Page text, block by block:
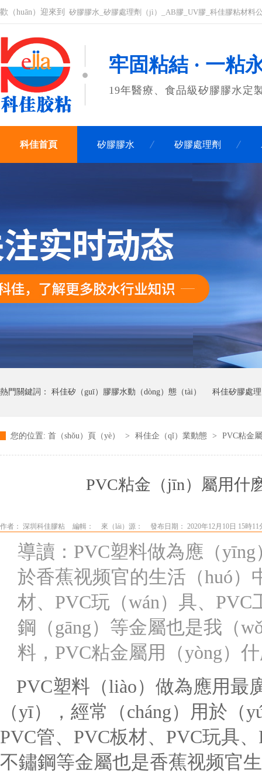
歡（huān）迎來到 矽膠膠水_矽膠處理劑（jì）_AB膠_UV膠_科佳膠粘材料
牢固粘結 · 一粘
19年醫療、食品級矽膠膠水定
科佳首頁 矽膠膠水 矽膠處理劑
熱門關鍵詞： 科佳矽（guī）膠膠水動（dòng）態（tài） 科佳矽膠處
科佳UV無影膠水動態 科佳快幹膠動態
您的位置: 首（shǒu）頁（yè） > 科佳企（qǐ）業動態 > PVC粘金
PVC粘金（jīn）屬用什
作者： 深圳科佳膠粘 編輯： 來（lái）源： 發布日期： 2020年12月10日 15時
導讀：PVC塑料做為應（
於香蕉视频官的生活（huó）
材、PVC玩（wán）具、
鋼（gāng）等金屬也是我（
料，PVC粘金屬用（yòng）
PVC塑料（liào）做為應用最
（yī），經常（cháng）用於
PVC管、PVC板材、PVC玩具
不鏽鋼等金屬也是香蕉视频官